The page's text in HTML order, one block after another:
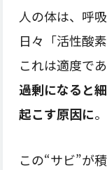
人の体は、呼
日々「活性酸
これは適度で
過剰になると
起こす原因に。
この“サビ”が